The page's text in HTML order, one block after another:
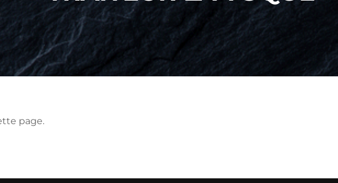
page.